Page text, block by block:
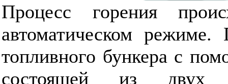
Процесс горения
автоматическом
топливного бункера с
состоящей из двух